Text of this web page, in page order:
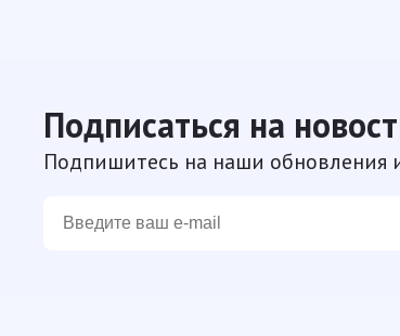
Подписаться на
Подпишитесь на наши обновления